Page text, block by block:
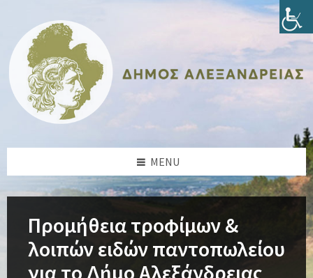
content
sidebar
sidebar
footer
MENU
Προμήθεια τροφίμων &
λοιπών ειδών παντοπωλείου
για το Δήμο Αλεξάνδρειας